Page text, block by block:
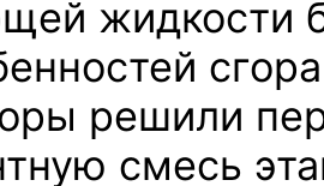
жидкости
решили
смесь